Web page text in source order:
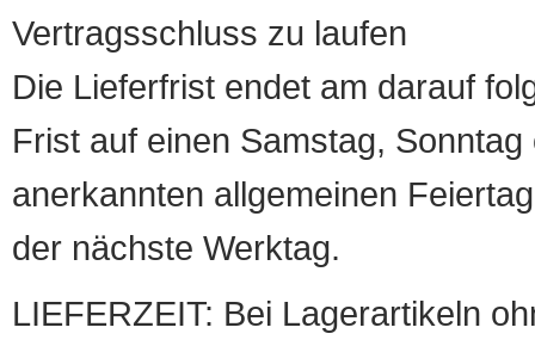
Vertragsschluss zu laufen
Die Lieferfrist endet am darauf
Frist auf einen Samstag,
anerkannten allgemeinen
der nächste Werktag.
LIEFERZEIT: Bei Lagerartikeln